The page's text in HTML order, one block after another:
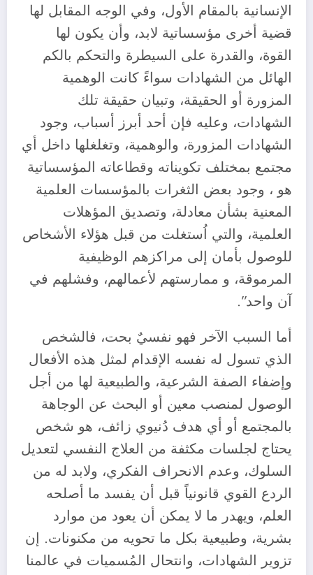
الإنسانية بالمقام الأول، وفي الوجه المقابل لها
قضية أخرى مؤسساتية لابد، وأن يكون لها
القوة، والقدرة على السيطرة والتحكم بالكم
الهائل من الشهادات سواءً كانت الوهمية
المزورة أو الحقيقة، وتبيان حقيقة تلك
الشهادات، وعليه فإن أحد أبرز أسباب، وجود
الشهادات المزورة، والوهمية، وتغلغلها داخل أي
مجتمع بمختلف تكويناته وقطاعاته المؤسساتية
هو ، وجود بعض الثغرات بالمؤسسات العلمية
المعنية بشأن معادلة، وتصديق المؤهلات
العلمية، والتي اُستغلت من قبل هؤلاء الأشخاص
للوصول بأمان إلى مراكزهم الوظيفية
المرموقة، و ممارستهم لأعمالهم، وفشلهم في
آن واحد”.
أما السبب الآخر فهو نفسيٌ بحت، فالشخص
الذي تسول له نفسه الإقدام لمثل هذه الأفعال
وإضفاء الصفة الشرعية، والطبيعية لها من أجل
الوصول لمنصب معين أو البحث عن الوجاهة
بالمجتمع أو أي هدف دُنيوي زائف، هو شخص
يحتاج لجلسات مكثفة من العلاج النفسي لتعديل
السلوك، وعدم الانحراف الفكري، ولابد له من
الردع القوي قانونياً قبل أن يفسد ما أصلحه
العلم، ويهدر ما لا يمكن أن يعود من موارد
بشرية، وطبيعية بكل ما تحويه من مكنونات. إن
تزوير الشهادات، وانتحال المُسميات في عالمنا